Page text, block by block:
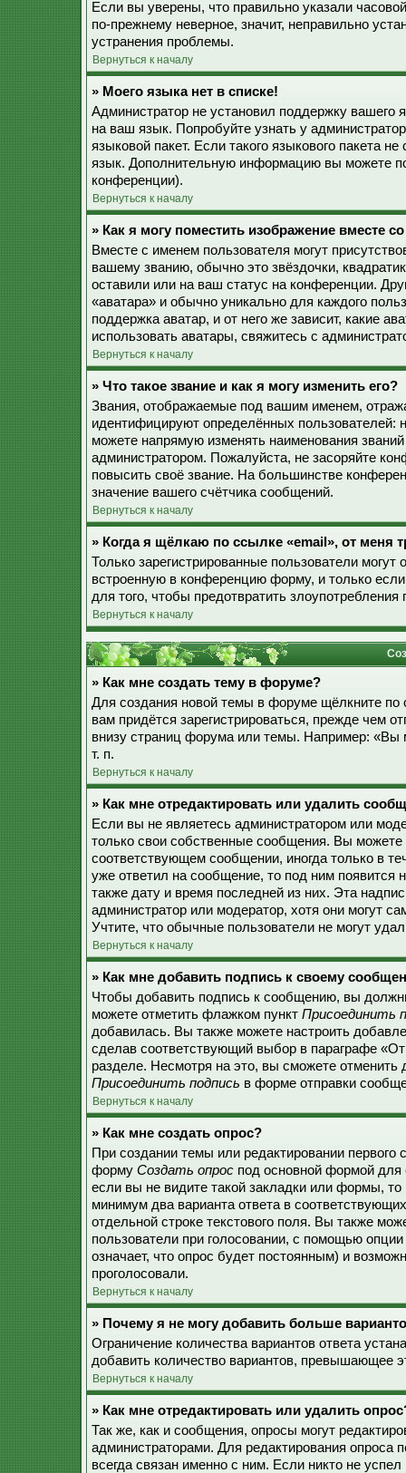
Если вы уверены, что правильно указали
по-прежнему неверное, значит, неправильно
устранения проблемы.
Вернуться к началу
» Моего языка нет в списке!
Администратор не установил поддержку вашего
на ваш язык. Попробуйте узнать у
языковой пакет. Если такого языкового пакета
язык. Дополнительную информацию вы можете
конференции).
Вернуться к началу
» Как я могу поместить изображение вместе
Вместе с именем пользователя могут
вашему званию, обычно это звёздочки,
оставили или на ваш статус на конференции.
«аватара» и обычно уникально для каждого
поддержка аватар, и от него же зависит, какие
использовать аватары, свяжитесь с
Вернуться к началу
» Что такое звание и как я могу изменить его?
Звания, отображаемые под вашим именем,
идентифицируют определённых
можете напрямую изменять наименования
администратором. Пожалуйста, не засоряйте
повысить своё звание. На большинстве
значение вашего счётчика сообщений.
Вернуться к началу
» Когда я щёлкаю по ссылке «email», от меня
Только зарегистрированные пользователи
встроенную в конференцию форму, и только
для того, чтобы предотвратить
Вернуться к началу
» Как мне создать тему в форуме?
Для создания новой темы в форуме щёлкните
вам придётся зарегистрироваться, прежде чем
внизу страниц форума или темы. Например: «Вы
т. п.
Вернуться к началу
» Как мне отредактировать или удалить
Если вы не являетесь администратором или
только свои собственные сообщения. Вы
соответствующем сообщении, иногда только в
уже ответил на сообщение, то под ним появится
также дату и время последней из них. Эта
администратор или модератор, хотя они могут
Учтите, что обычные пользователи не могут
Вернуться к началу
» Как мне добавить подпись к своему
Чтобы добавить подпись к сообщению, вы
можете отметить флажком пункт Присоединить
добавилась. Вы также можете настроить
сделав соответствующий выбор в параграфе
разделе. Несмотря на это, вы сможете
Присоединить подпись в форме отправки
Вернуться к началу
» Как мне создать опрос?
При создании темы или редактировании
форму Создать опрос под основной формой для
если вы не видите такой закладки или формы,
минимум два варианта ответа в
отдельной строке текстового поля. Вы также
пользователи при голосовании, с помощью
означает, что опрос будет постоянным) и
проголосовали.
Вернуться к началу
» Почему я не могу добавить больше
Ограничение количества вариантов ответа
добавить количество вариантов, превышающее
Вернуться к началу
» Как мне отредактировать или удалить
Так же, как и сообщения, опросы могут
администраторами. Для редактирования опроса
всегда связан именно с ним. Если никто не